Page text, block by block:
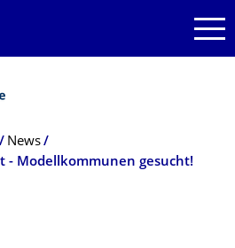
News
- Modellkommunen gesucht!